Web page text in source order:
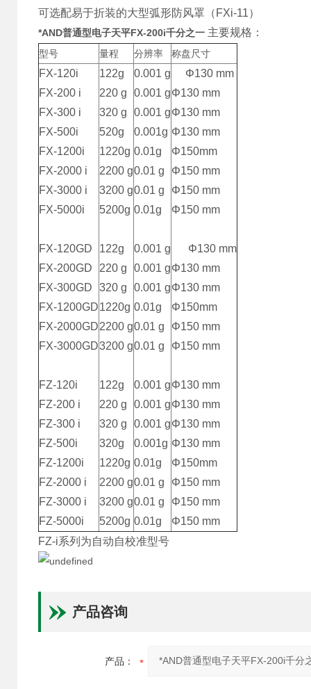
可选配易于折装的大型弧形防风罩（FXi-11）
*AND普通型电子天平FX-200i千分之一 主要规格：
型号 量程 分辨率 称盘尺寸
FX-120i
FX-200 i
FX-300 i
FX-500i
FX-1200i
FX-2000 i
FX-3000 i
FX-5000i
FX-120GD
FX-200GD
FX-300GD
FX-1200GD
FX-2000GD
FX-3000GD
FZ-120i
FZ-200 i
FZ-300 i
FZ-500i
FZ-1200i
FZ-2000 i
FZ-3000 i
FZ-5000i
122g
220 g
320 g
520g
1220g
2200 g
3200 g
5200g
122g
220 g
320 g
1220g
2200 g
3200 g
122g
220 g
320 g
320g
1220g
2200 g
3200 g
5200g
0.001 g
0.001 g
0.001 g
0.001g
0.01g
0.01 g
0.01 g
0.01g
0.001 g
0.001 g
0.001 g
0.01g
0.01 g
0.01 g
0.001 g
0.001 g
0.001 g
0.001g
0.01g
0.01 g
0.01 g
0.01g
Φ130 mm
Φ130 mm
Φ130 mm
Φ130 mm
Φ150mm
Φ150 mm
Φ150 mm
Φ150 mm
Φ130 mm
Φ130 mm
Φ130 mm
Φ150mm
Φ150 mm
Φ150 mm
Φ130 mm
Φ130 mm
Φ130 mm
Φ130 mm
Φ150mm
Φ150 mm
Φ150 mm
Φ150 mm
FZ-i系列为自动自校准型号
产品咨询
产品：